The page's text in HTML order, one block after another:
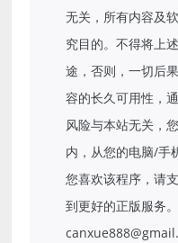
无关，所有内容及
究目的。不得将上
途，否则，一切后
容的长久可用性，
风险与本站无关，
内，从您的电脑/手
您喜欢该程序，请
到更好的正版服务